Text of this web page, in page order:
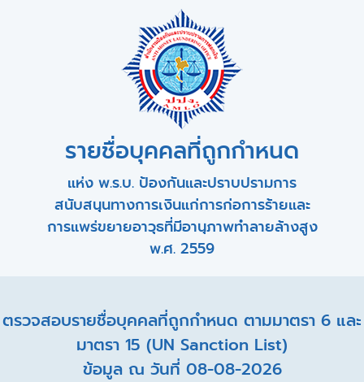
รายชื่อบุคคลที่ถูกกำหนด
แห่ง พ.ร.บ. ป้องกันและปราบปรามการ
สนับสนุนทางการเงินแก่การก่อการร้ายและ
การแพร่ขยายอาวุธที่มีอานุภาพทำลายล้างสูง
พ.ศ. 2559
ตรวจสอบรายชื่อบุคคลที่ถูกกำหนด ตามมาตรา 6 และ
มาตรา 15 (UN Sanction List)
ข้อมูล ณ วันที่ 08-08-2026